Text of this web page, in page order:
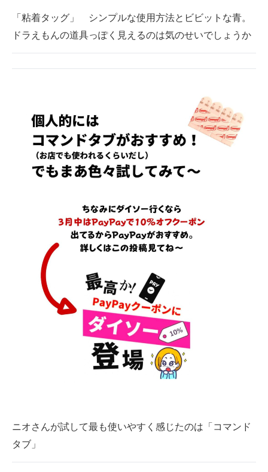
「粘着タッグ」 シンプルな使用方法とビビットな青。
ドラえもんの道具っぽく見えるのは気のせいでしょうか
ニオさんが試して最も使いやすく感じたのは「コマンド
タブ」